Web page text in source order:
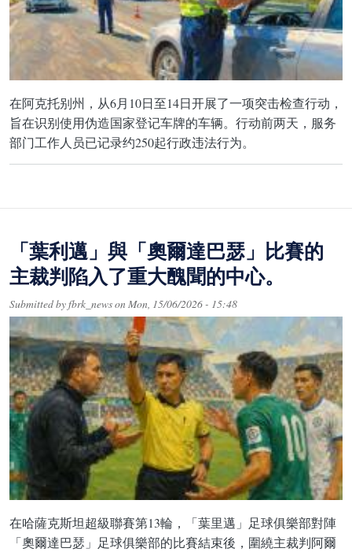
在阿克托别州，从6月10日至14日开展了一项突击检查行动，
旨在识别使用伪造国家登记车牌的车辆。行动前两天，服务
部门工作人员已记录约250起行政违法行为。
「葉利邁」與「奧爾達巴瑟」比賽的
主裁判陷入了重大醜聞的中心。
Submitted byfbrk_newsonMon, 15/06/2026 - 15:48
在哈薩克斯坦超級聯賽第13輪，「葉里邁」足球俱樂部對陣
「奧爾達巴瑟」足球俱樂部的比賽結束後，圍繞主裁判阿爾